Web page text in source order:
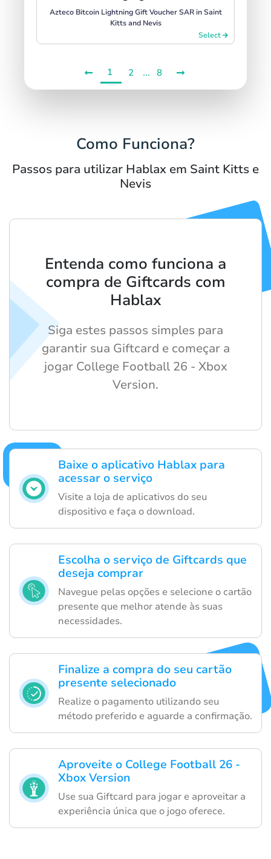
Azteco Bitcoin Lightning Gift Voucher SAR in Saint
Kitts and Nevis
Select
1 2 ... 8
Como Funciona?
Passos para utilizar Hablax em Saint Kitts e
Nevis
Baixe o aplicativo Hablax para
acessar o serviço
Visite a loja de aplicativos do seu
dispositivo e faça o download.
Escolha o serviço de Giftcards que
deseja comprar
Navegue pelas opções e selecione o cartão
presente que melhor atende às suas
necessidades.
Finalize a compra do seu cartão
presente selecionado
Realize o pagamento utilizando seu
método preferido e aguarde a confirmação.
Aproveite o College Football 26 -
Xbox Version
Use sua Giftcard para jogar e aproveitar a
experiência única que o jogo oferece.
Entenda como funciona a
compra de Giftcards com
Hablax
Siga estes passos simples para
garantir sua Giftcard e começar a
jogar College Football 26 - Xbox
Version.